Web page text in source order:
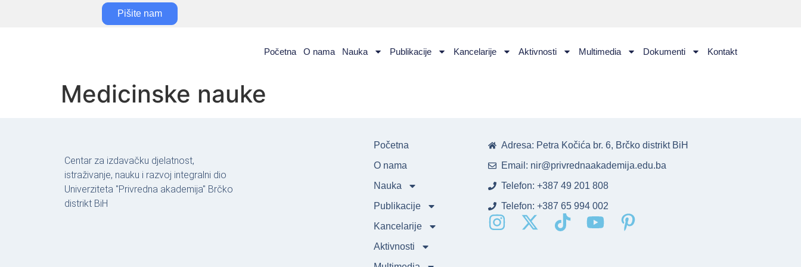
Pišite nam
Početna O nama Nauka Publikacije Kancelarije Aktivnosti Multimedia Dokumenti Kontakt
Medicinske nauke
Centar za izdavačku djelatnost,
istraživanje, nauku i razvoj integralni dio
Univerziteta "Privredna akademija" Brčko
distrikt BiH
Početna
O nama
Nauka
Publikacije
Kancelarije
Aktivnosti
Adresa: Petra Kočića br. 6, Brčko distrikt BiH
Email: nir@privrednaakademija.edu.ba
Telefon: +387 49 201 808
Telefon: +387 65 994 002